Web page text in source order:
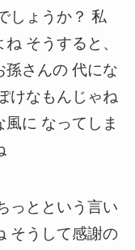
しょうか？ 私
そうすると、
孫さんの 代にな
けなもんじゃね
に なってしま
っとという言い
そうして感謝の